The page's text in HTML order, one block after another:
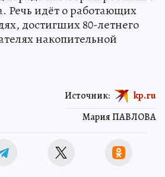
Речь идёт о работающих
достигших 80-летнего
накопительной
Мария ПАВЛОВА
Источник: kp.ru